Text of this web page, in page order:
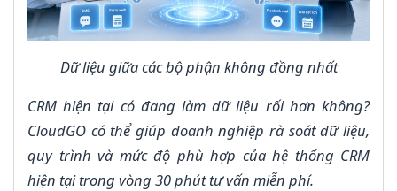
Dữ liệu giữa các bộ phận không đồng nhất
CRM hiện tại có đang làm dữ liệu rối hơn không?
CloudGO có thể giúp doanh nghiệp rà soát dữ liệu,
quy trình và mức độ phù hợp của hệ thống CRM
hiện tại trong vòng 30 phút tư vấn miễn phí.